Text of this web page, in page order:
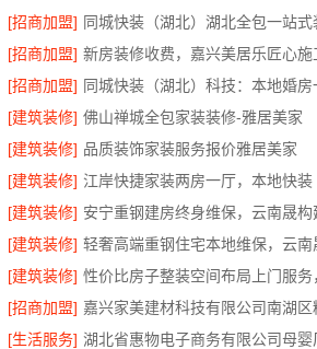
[招商加盟]
[招商加盟] 新房装修收费，嘉兴美居乐匠心施
[招商加盟]
[建筑装修] 佛山禅城全包家装装修-雅居美家
[建筑装修] 品质装饰家装服务报价雅居美家
[建筑装修]
[建筑装修]
[建筑装修]
[建筑装修]
[招商加盟]
[生活服务] 湖北省惠物电子商务有限公司母婴